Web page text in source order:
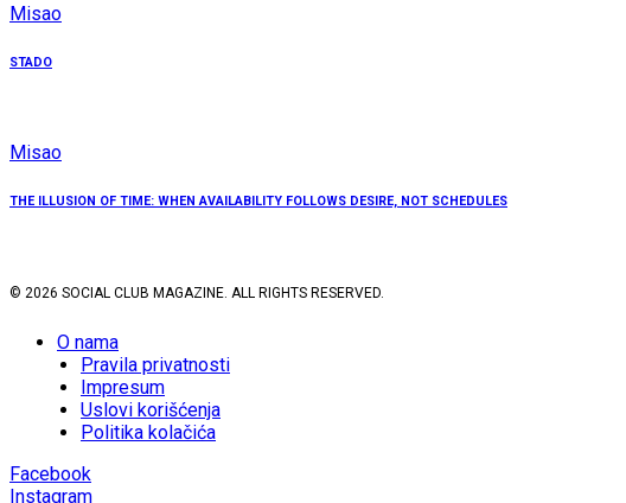
Misao
STADO
Misao
THE ILLUSION OF TIME: WHEN AVAILABILITY FOLLOWS DESIRE, NOT SCHEDULES
© 2026 SOCIAL CLUB MAGAZINE. ALL RIGHTS RESERVED.
O nama
Pravila privatnosti
Impresum
Uslovi korišćenja
Politika kolačića
Facebook
Instagram